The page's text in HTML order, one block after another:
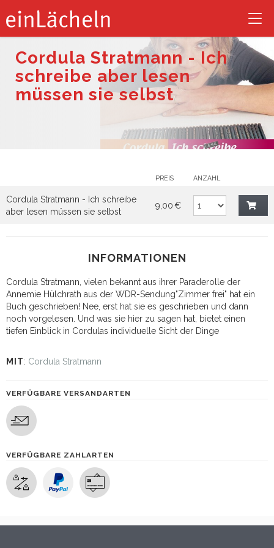
Cordula Stratmann - Ich
schreibe aber lesen
müssen sie selbst
PREIS ANZAHL
Cordula Stratmann - Ich schreibe
aber lesen müssen sie selbst
9,00 €
INFORMATIONEN
Cordula Stratmann, vielen bekannt aus ihrer Paraderolle der
Annemie Hülchrath aus der WDR-Sendung"Zimmer frei" hat ein
Buch geschrieben! Nee, erst hat sie es geschrieben und dann
noch vorgelesen. Und was sie hier zu sagen hat, bietet einen
tiefen Einblick in Cordulas individuelle Sicht der Dinge
MIT: Cordula Stratmann
VERFÜGBARE VERSANDARTEN
VERFÜGBARE ZAHLARTEN